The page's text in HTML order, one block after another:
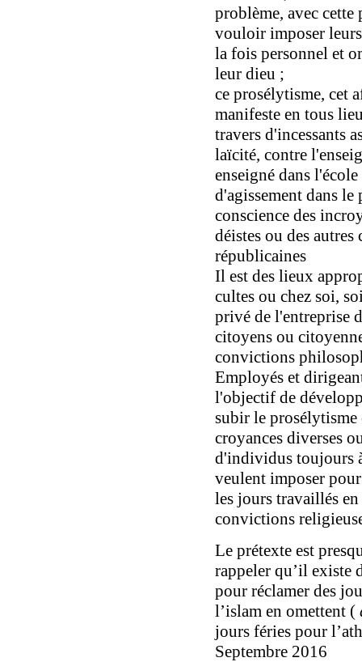
problème, avec
vouloir imposer
la fois personnel et
leur dieu ;
ce prosélytisme, cet
manifeste en tous
travers d'incessants
laïcité, contre
enseigné dans
d'agissement dans
conscience des
déistes ou des
républicaines
Il est des lieux
cultes ou chez soi,
privé de l'entreprise
citoyens ou
convictions
Employés et
l'objectif de
subir le
croyances diverses
d'individus toujours
veulent imposer
les jours travaillés
convictions
Le prétexte est
rappeler qu’il existe
pour réclamer des
l’islam en omettent (
jours féries pour
Septembre 2016